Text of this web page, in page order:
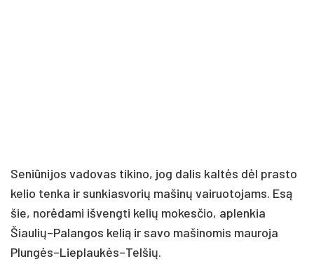
Se­niū­ni­jos va­do­vas ti­ki­no, jog da­lis kal­tės dėl pra­sto
ke­lio ten­ka ir sun­kias­vo­rių ma­ši­nų vai­ruo­to­jams. Esą
šie, no­rė­da­mi iš­veng­ti ke­lių mo­kes­čio, ap­len­kia
Šiaulių–Palangos ke­lią ir sa­vo ma­ši­no­mis mau­ro­ja
Plungės–Lieplaukės–Telšių.